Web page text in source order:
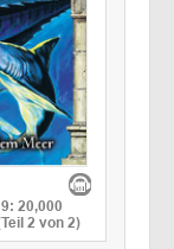
20,000
2 von 2)